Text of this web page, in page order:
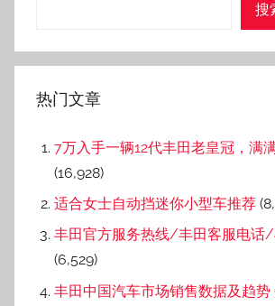
章
搜
热门文章
7万入手一辆12代丰田老皇冠，满
(16,928)
适合女士自动挡迷你小型车推荐
丰田官方服务热线/丰田客服电话
(6,529)
丰田中国汽车市场销售数据及趋势